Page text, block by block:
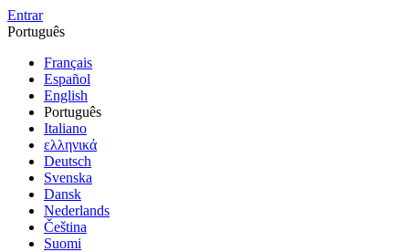
Entrar
Português
Français
Español
English
Português
Italiano
ελληνικά
Deutsch
Svenska
Dansk
Nederlands
Čeština
Suomi